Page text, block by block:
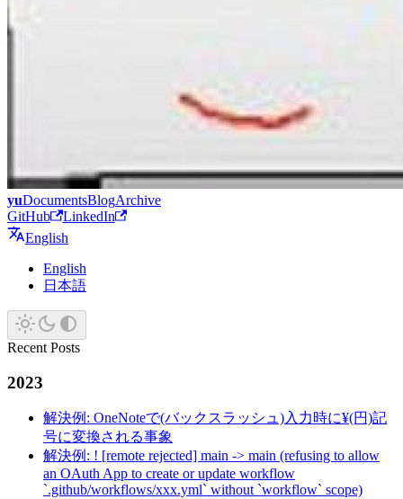
yuDocumentsBlogArchive
GitHub
LinkedIn
English
English
日本語
Recent Posts
2023
解決例: OneNoteで(バックスラッシュ)入力時に¥(円)記
号に変換される事象
解決例: ! [remote rejected] main -> main (refusing to allow
an OAuth App to create or update workflow
`.github/workflows/xxx.yml` without `workflow` scope)